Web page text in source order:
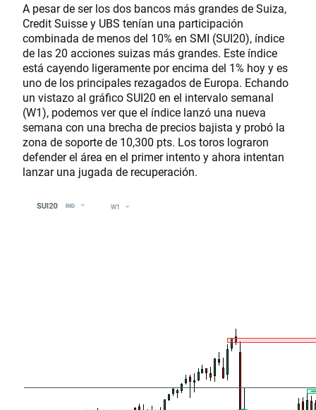
A pesar de ser los dos bancos más grandes de Suiza,
Credit Suisse y UBS tenían una participación
combinada de menos del 10% en SMI (SUI20), índice
de las 20 acciones suizas más grandes. Este índice
está cayendo ligeramente por encima del 1% hoy y es
uno de los principales rezagados de Europa. Echando
un vistazo al gráfico SUI20 en el intervalo semanal
(W1), podemos ver que el índice lanzó una nueva
semana con una brecha de precios bajista y probó la
zona de soporte de 10,300 pts. Los toros lograron
defender el área en el primer intento y ahora intentan
lanzar una jugada de recuperación.